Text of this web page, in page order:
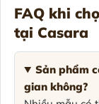
FAQ khi
tại Casara
Sản phẩm
gian không?